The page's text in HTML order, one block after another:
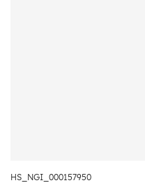
HS_NGI_000157950